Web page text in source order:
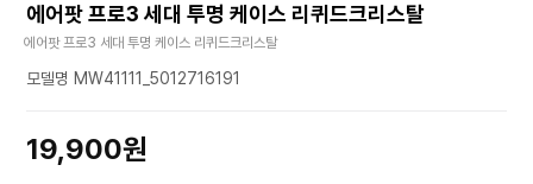
에어팟 프로3 세대 투명 케이스 리퀴드크리스탈
에어팟 프로3 세대 투명 케이스 리퀴드크리스탈
모델명 MW41111_5012716191
19,900원